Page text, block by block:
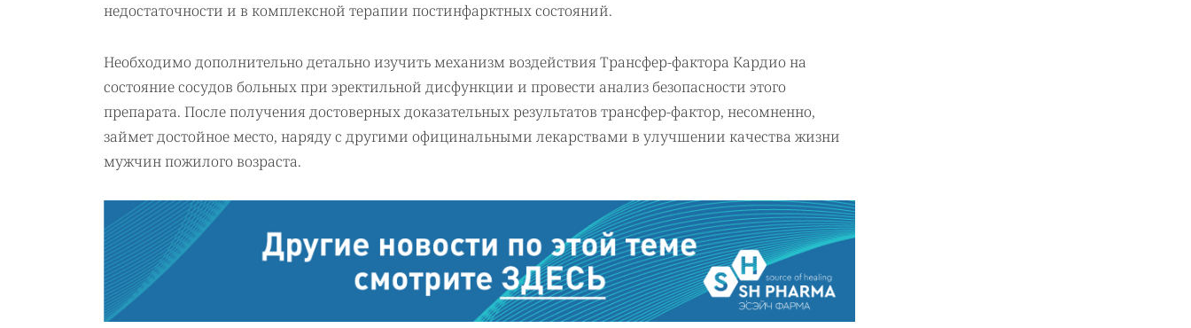
недостаточности и в комплексной терапии постинфарктных состояний.
Необходимо дополнительно детально изучить механизм воздействия Трансфер-фактора Кардио на
состояние сосудов больных при эректильной дисфункции и провести анализ безопасности этого
препарата. После получения достоверных доказательных результатов трансфер-фактор, несомненно,
займет достойное место, наряду с другими официнальными лекарствами в улучшении качества жизни
мужчин пожилого возраста.